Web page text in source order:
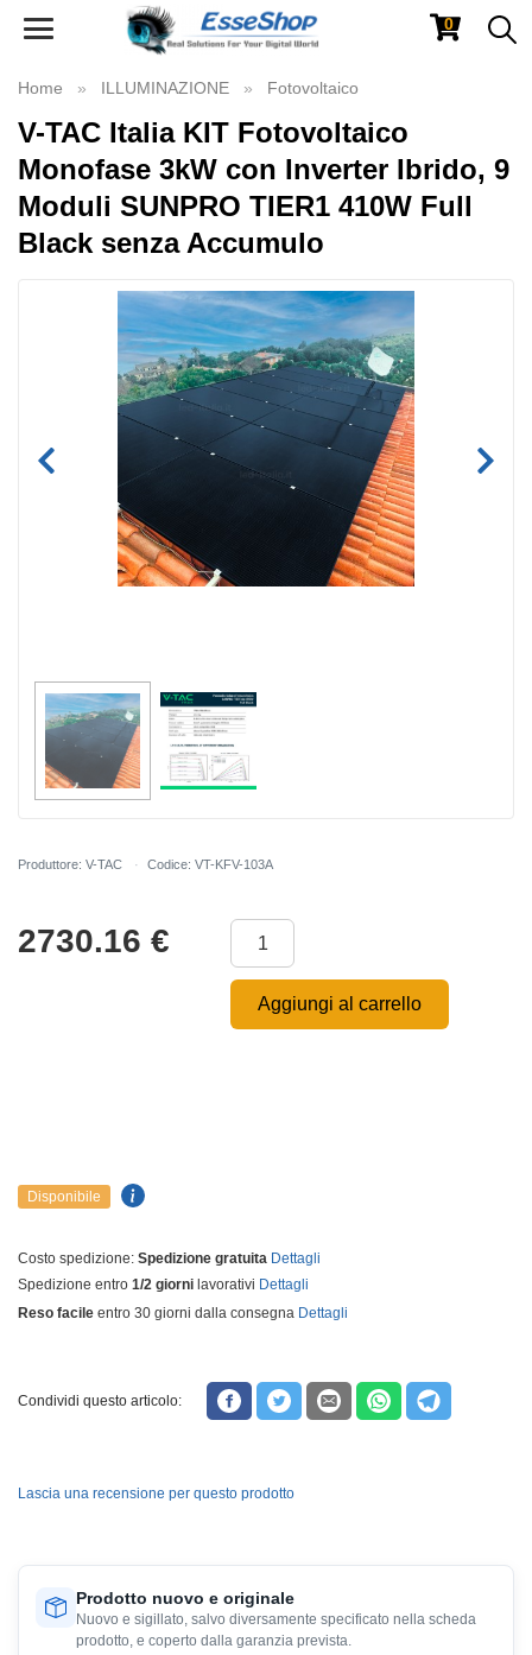
Toggle
0
Home ILLUMINAZIONE Fotovoltaico
V-TAC Italia KIT Fotovoltaico
Monofase 3kW con Inverter Ibrido, 9
Moduli SUNPRO TIER1 410W Full
Black senza Accumulo
Produttore: V-TAC Codice: VT-KFV-103A
2730.16 €
Aggiungi al carrello
Disponibile
Costo spedizione: Spedizione gratuita Dettagli
Spedizione entro 1/2 giorni lavorativi Dettagli
Reso facile entro 30 giorni dalla consegna Dettagli
Condividi questo articolo:
Lascia una recensione per questo prodotto
Prodotto nuovo e originale
Nuovo e sigillato, salvo diversamente specificato nella scheda
prodotto, e coperto dalla garanzia prevista.